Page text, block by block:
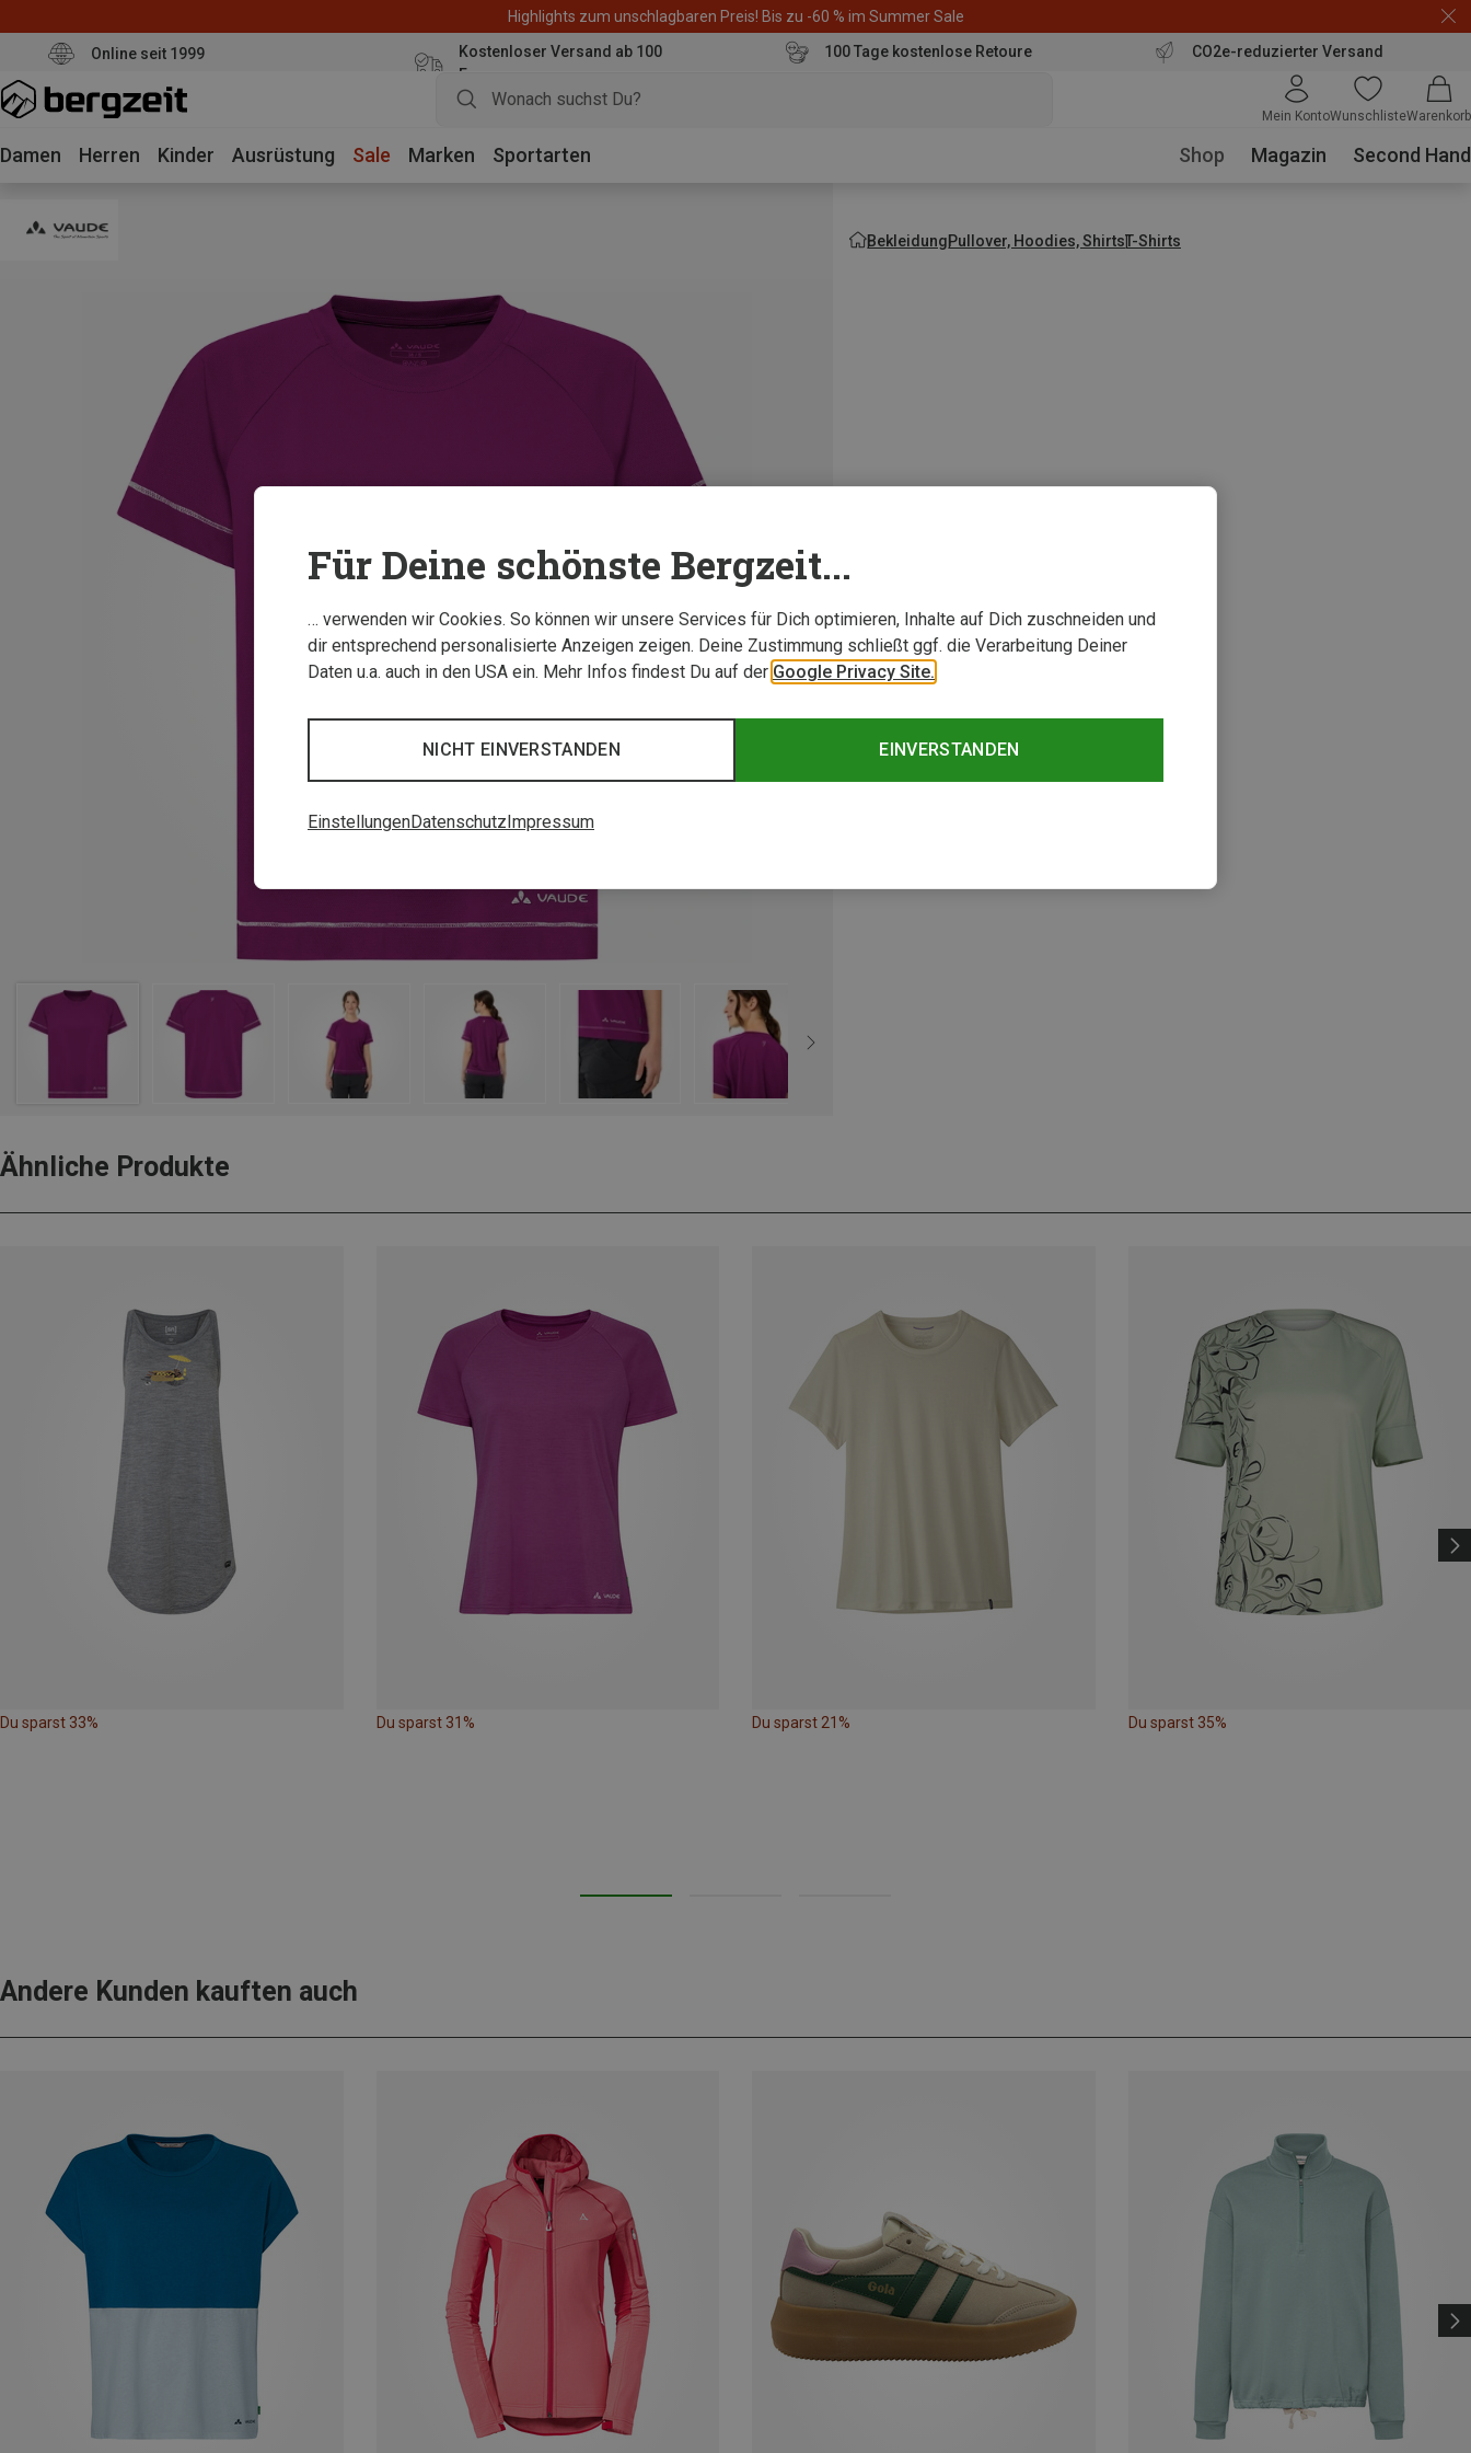
Highlights zum unschlagbaren Preis! Bis zu -60 % im Summer Sale
Online seit 1999
Kostenloser Versand ab 100
Euro
100 Tage kostenlose Retoure CO2e-reduzierter Versand
Mein KontoWunschlisteWarenkorb
Damen Herren Kinder Ausrüstung Sale Marken Sportarten Shop Magazin Second Hand
BekleidungPullover, Hoodies, ShirtsT-Shirts
Ähnliche Produkte
Du sparst 33% Du sparst 31% Du sparst 21% Du sparst 35%
Andere Kunden kauften auch
Für Deine schönste Bergzeit...
… verwenden wir Cookies. So können wir unsere Services für Dich optimieren, Inhalte auf Dich zuschneiden und
dir entsprechend personalisierte Anzeigen zeigen. Deine Zustimmung schließt ggf. die Verarbeitung Deiner
Daten u.a. auch in den USA ein. Mehr Infos findest Du auf der Google Privacy Site.
EINVERSTANDEN
NICHT EINVERSTANDEN
EinstellungenDatenschutzImpressum